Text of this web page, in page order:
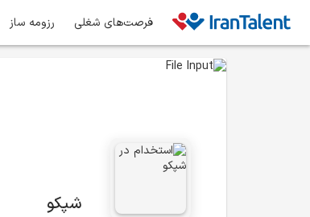
فرصت‌های شغلی رزومه ساز
شپکو